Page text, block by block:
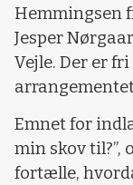
Hemmingsen
Jesper
Vejle. Der er
Emnet for
min skov til?”,
fortælle,